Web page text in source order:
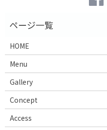
HOME
Menu
Gallery
Concept
Access